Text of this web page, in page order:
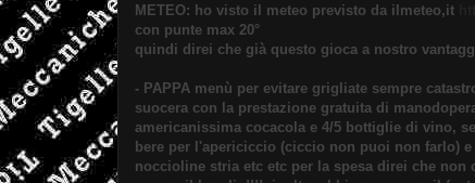
METEO: ho visto il meteo previsto da ilmeteo,it
con punte max 20°
quindi direi che già questo gioca a nostro
- PAPPA menù per evitare grigliate sempre
suocera con la prestazione gratuita di
americanissima cocacola e 4/5 bottiglie di vino,
bere per l'apericiccio (ciccio non puoi non farlo)
noccioline stria etc etc per la spesa direi che